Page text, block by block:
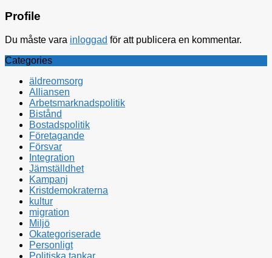
Profile
Du måste vara inloggad för att publicera en kommentar.
Categories
äldreomsorg
Alliansen
Arbetsmarknadspolitik
Bistånd
Bostadspolitik
Företagande
Försvar
Integration
Jämställdhet
Kampanj
Kristdemokraterna
kultur
migration
Miljö
Okategoriserade
Personligt
Politiska tankar